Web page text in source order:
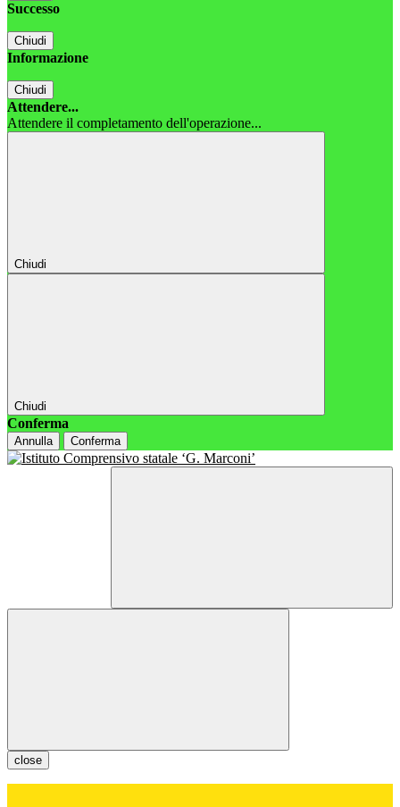
Successo
Chiudi
Informazione
Chiudi
Attendere...
Attendere il completamento dell'operazione...
Chiudi
Chiudi
Conferma
Annulla Conferma
close